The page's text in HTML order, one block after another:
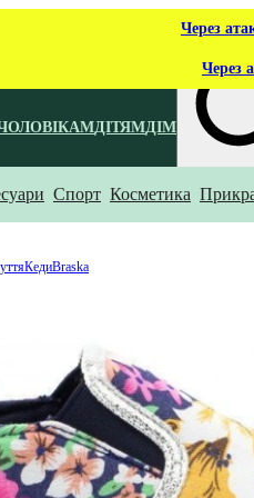
Через
Через
ДІТЯМДІМ
Що ти
Спорт Косметика
КедиBraska